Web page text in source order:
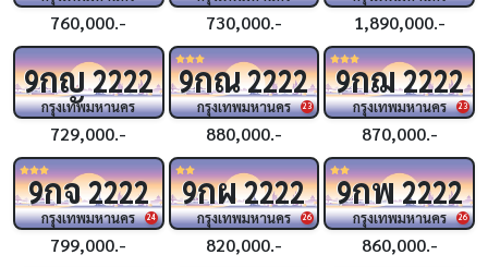
760,000.- 730,000.- 1,890,000.-
9กญ2222
กรุงเทพมหานคร
729,000.-
23
9กณ2222
กรุงเทพมหานคร
880,000.-
23
9กฌ2222
กรุงเทพมหานคร
870,000.-
24
9กจ2222
กรุงเทพมหานคร
799,000.-
26
9กผ2222
กรุงเทพมหานคร
820,000.-
26
9กพ2222
กรุงเทพมหานคร
860,000.-